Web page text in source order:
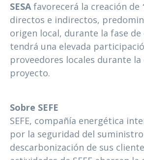
SESAfavorecerá la creación de
directos e indirectos,
origen local, durante la fase
tendrá una elevada
proveedores locales durante
proyecto.
Sobre SEFE
SEFE, compañía energética
por la seguridad del
descarbonización de sus